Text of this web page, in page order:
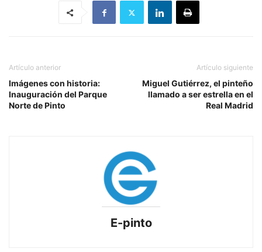
Artículo anterior
Imágenes con historia:
Inauguración del Parque
Norte de Pinto
Artículo siguiente
Miguel Gutiérrez, el pinteño
llamado a ser estrella en el
Real Madrid
E-pinto